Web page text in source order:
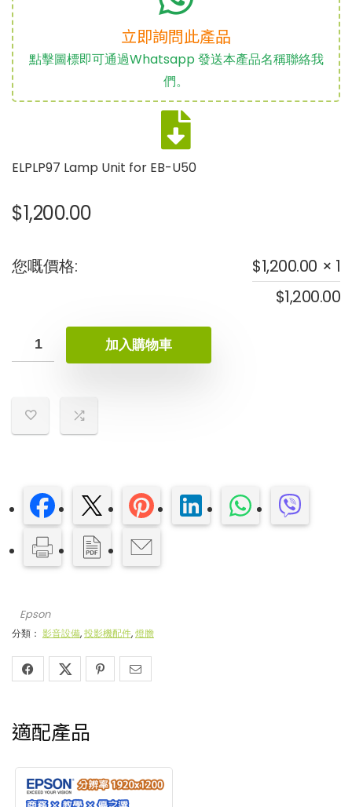
立即詢問此產品
點擊圖標即可通過Whatsapp 發送本產品名稱聯絡我
們。
ELPLP97 Lamp Unit for EB-U50
$1,200.00
您嘅價格: $1,200.00 × 1
$1,200.00
加入購物車
Epson
分類： 影音設備,投影機配件,燈膽
適配產品